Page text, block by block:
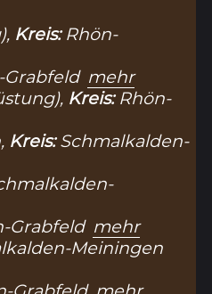
Kreis: Rhön-
Grabfeld mehr
Kreis: Rhön-
Kreis:Schmalkalden-
Grabfeld mehr
Meiningen